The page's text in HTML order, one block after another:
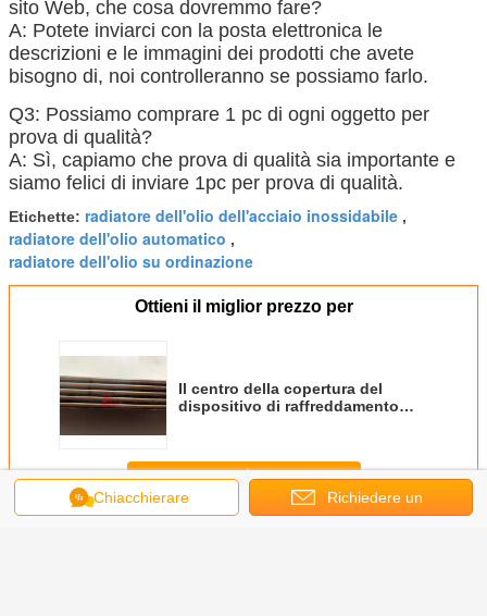
sito Web, che cosa dovremmo fare?
A: Potete inviarci con la posta elettronica le
descrizioni e le immagini dei prodotti che avete
bisogno di, noi controlleranno se possiamo farlo.
Q3: Possiamo comprare 1 pc di ogni oggetto per
prova di qualità?
A: Sì, capiamo che prova di qualità sia importante e
siamo felici di inviare 1pc per prova di qualità.
Etichette: radiatore dell'olio dell'acciaio inossidabile ,
radiatore dell'olio automatico ,
radiatore dell'olio su ordinazione
Ottieni il miglior prezzo per
Il centro della copertura del
dispositivo di raffreddamento
dell'escavatore di Hitachi
Continua
Chiacchierare Richiedere un